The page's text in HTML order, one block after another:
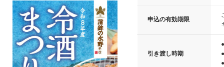
申込の有効期限
引き渡し時期